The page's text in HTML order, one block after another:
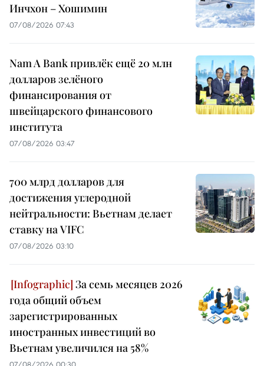
Инчхон – Хошимин
07/08/2026 07:43
Nam A Bank привлёк ещё 20 млн
долларов зелёного
финансирования от
швейцарского финансового
института
07/08/2026 03:47
700 млрд долларов для
достижения углеродной
нейтральности: Вьетнам делает
ставку на VIFC
07/08/2026 03:10
За семь месяцев 2026
года общий объем
зарегистрированных
иностранных инвестиций во
Вьетнам увеличился на 58%